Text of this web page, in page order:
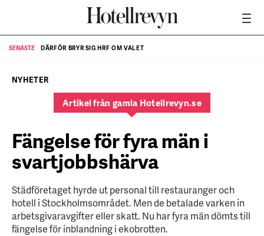
SENASTE DÄRFÖR BRYR SIG HRF OM VALET
NYHETER
Artikel från gamla Hotellrevyn.se
Fängelse för fyra män i
svartjobbshärva
Städföretaget hyrde ut personal till restauranger och
hotell i Stockholmsområdet. Men de betalade varken in
arbetsgivaravgifter eller skatt. Nu har fyra män dömts till
fängelse för inblandning i ekobrotten.